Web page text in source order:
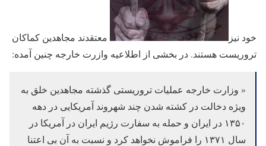
خود نیز
معتقدند مجاهدین کماکان
تروریست هستند. در بخشی از اطلاعیه وازرت خارجه چنین آمده:
« وزارت خارجه عملیات تروریستی گذشته مجاهدین خلق به
ویژه دخالت در کشته شدن چند شهروند آمریکایی در دهه
۱۳۵۰ در ایران و حمله به سفارت رژیم ایران در آمریکا در
سال ۱۳۷۱ را فراموش نخواهد کرد و نسبت به آن بی اعتنا